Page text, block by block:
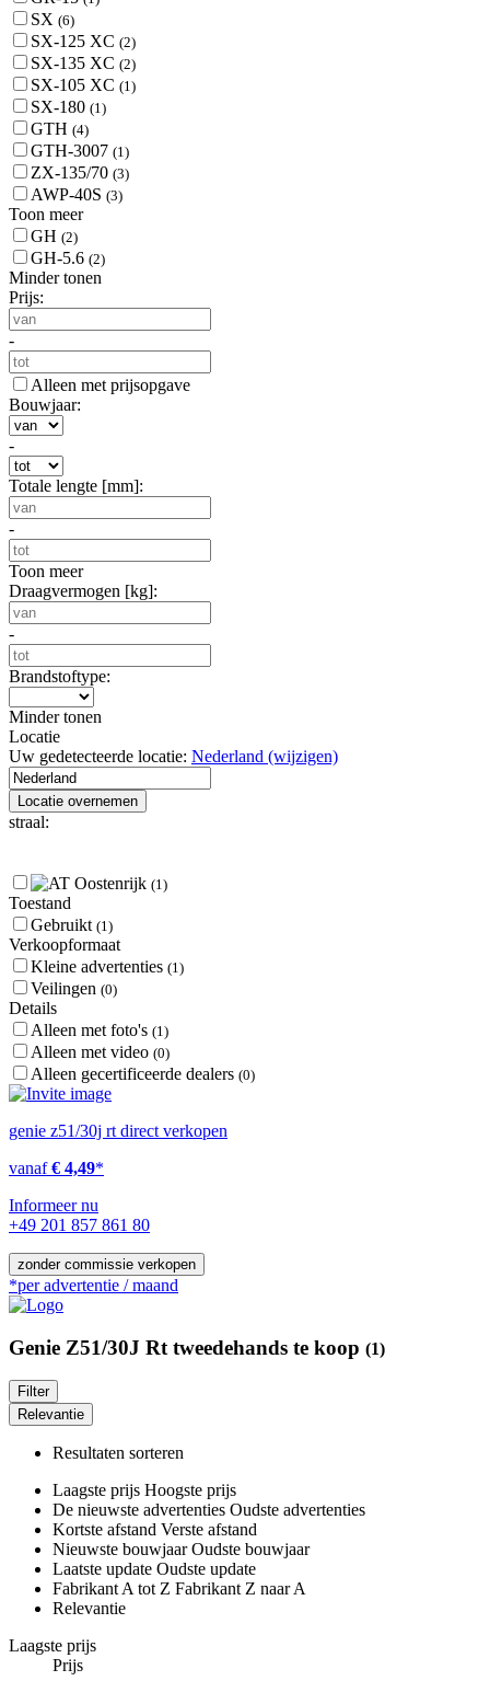
SX (6)
SX-125 XC (2)
SX-135 XC (2)
SX-105 XC (1)
SX-180 (1)
GTH (4)
GTH-3007 (1)
ZX-135/70 (3)
AWP-40S (3)
Toon meer
GH (2)
GH-5.6 (2)
Minder tonen
Prijs:
-
Alleen met prijsopgave
Bouwjaar:
-
Totale lengte [mm]:
-
Toon meer
Draagvermogen [kg]:
-
Brandstoftype:
Minder tonen
Locatie
Uw gedetecteerde locatie: Nederland (wijzigen)
Locatie overnemen
straal:
Oostenrijk (1)
Toestand
Gebruikt (1)
Verkoopformaat
Kleine advertenties (1)
Veilingen (0)
Details
Alleen met foto's (1)
Alleen met video (0)
Alleen gecertificeerde dealers (0)
genie z51/30j rt direct verkopen
vanaf€ 4,49*
Informeer nu
+49 201 857 861 80
zonder commissie verkopen
*per advertentie / maand
Genie Z51/30J Rt tweedehands te koop (1)
Filter
Relevantie
Resultaten sorteren
Laagste prijs Hoogste prijs
De nieuwste advertenties Oudste advertenties
Kortste afstand Verste afstand
Nieuwste bouwjaarOudste bouwjaar
Laatste update Oudste update
Fabrikant A tot Z Fabrikant Z naar A
Relevantie
Laagste prijs
Prijs